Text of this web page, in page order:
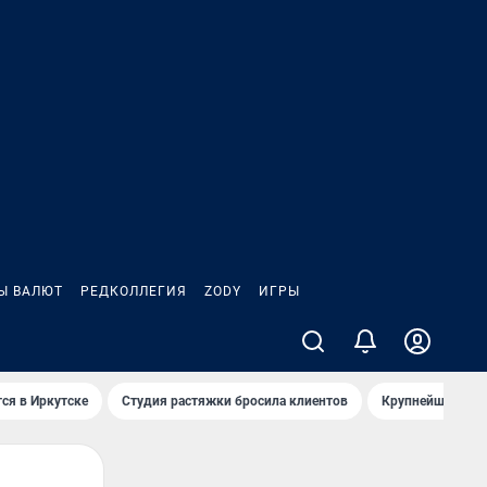
ВАЛЮТ РЕДКОЛЛЕГИЯ ZODY ИГРЫ
в Иркутске Студия растяжки бросила клиентов Крупнейшие